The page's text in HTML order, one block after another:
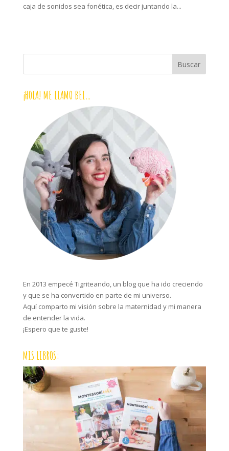
caja de sonidos sea fonética, es decir juntando la...
¡HOLA! ME LLAMO BEI…
En 2013 empecé Tigriteando, un blog que ha ido creciendo
y que se ha convertido en parte de mi universo.
Aquí comparto mi visión sobre la maternidad y mi manera
de entender la vida.
¡Espero que te guste!
MIS LIBROS: